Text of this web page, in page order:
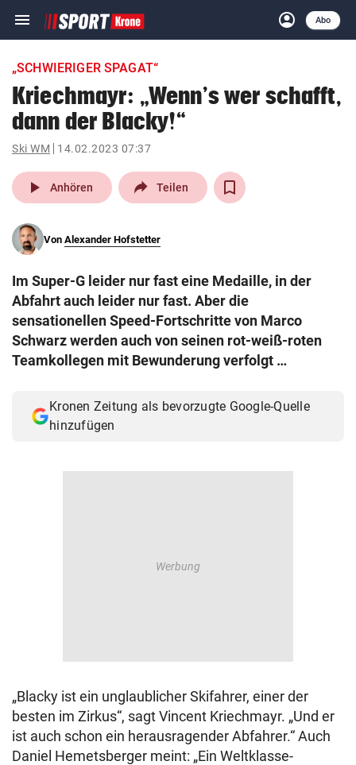
menu Navigation
ein-/ausklappen
account_circle
Anmelden
Abo
close Schließen
account_circle Anmelden
pin_drop
Wien arrow_right
search
eingeben
© Krone Multimedia GmbH & Co KG 2026
„SCHWIERIGER SPAGAT“
Kriechmayr: „Wenn’s wer schafft,
dann der Blacky!“
Ski WM 14.02.2023 07:37
play_arrow Anhören Teilen
Von Alexander Hofstetter
Im Super-G leider nur fast eine Medaille, in der
Abfahrt auch leider nur fast. Aber die
sensationellen Speed-Fortschritte von Marco
Schwarz werden auch von seinen rot-weiß-roten
Teamkollegen mit Bewunderung verfolgt …
Kronen Zeitung als bevorzugte Google-Quelle
hinzufügen
„Blacky ist ein unglaublicher Skifahrer, einer der
besten im Zirkus“, sagt Vincent Kriechmayr. „Und er
ist auch schon ein herausragender Abfahrer.“ Auch
Daniel Hemetsberger meint: „Ein Weltklasse-